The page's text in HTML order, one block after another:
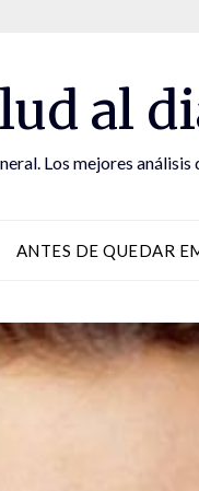
al
Los mejores
ANTES DE QUEDAR